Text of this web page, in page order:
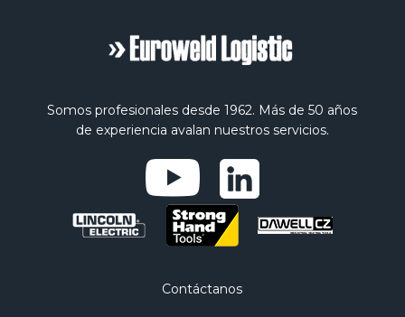
Somos profesionales desde 1962. Más de 50 años
de experiencia avalan nuestros servicios.
Contáctanos